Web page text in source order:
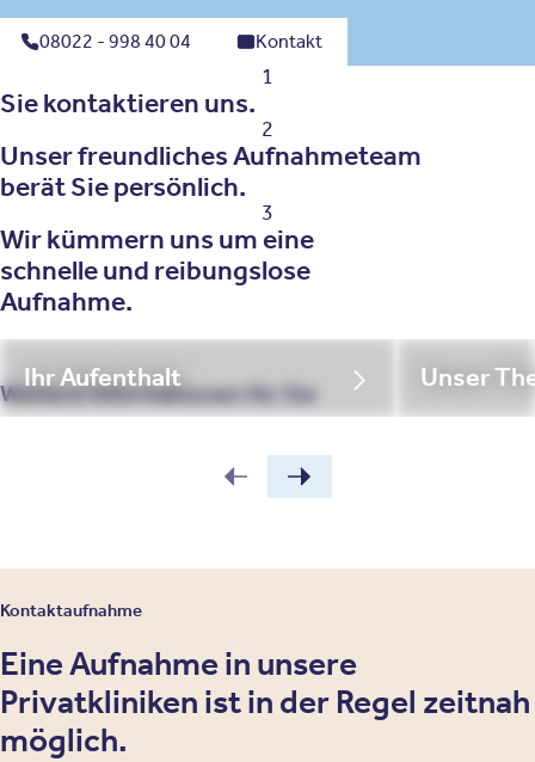
08022 - 998 40 04 Kontakt
1
Sie kontaktieren uns.
2
Unser freundliches Aufnahmeteam
berät Sie persönlich.
3
Wir kümmern uns um eine
schnelle und reibungslose
Aufnahme.
Weitere Informationen für Sie
Ihr Aufenthalt Unser
Kontaktaufnahme
Eine Aufnahme in unsere
Privatkliniken ist in der Regel zeitnah
möglich.